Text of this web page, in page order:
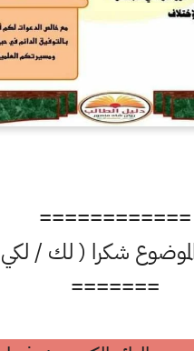
============
شكرا ( لك /
=======